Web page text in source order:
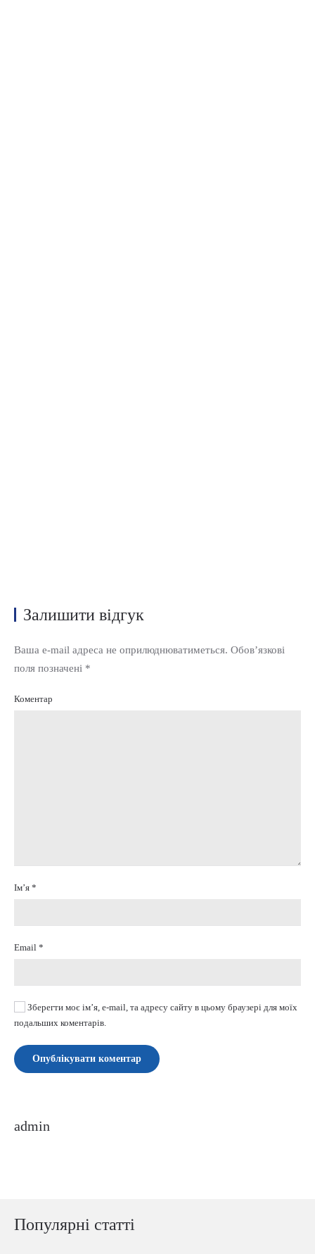
Залишити відгук
Ваша e-mail адреса не оприлюднюватиметься. Обов’язкові
поля позначені *
Коментар
Ім’я *
Email *
Зберегти моє ім’я, e-mail, та адресу сайту в цьому браузері для моїх
подальших коментарів.
Опублікувати коментар
admin
Популярні статті